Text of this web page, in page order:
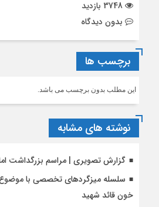
بدون دیدگاه
برچسب ها
این مطلب بدون برچسب می باشد.
نوشته های مشابه
گزارش تصویری | مراسم بزرگداشت
سلسله میزگردهای تخصصی با
خون قائد شهید